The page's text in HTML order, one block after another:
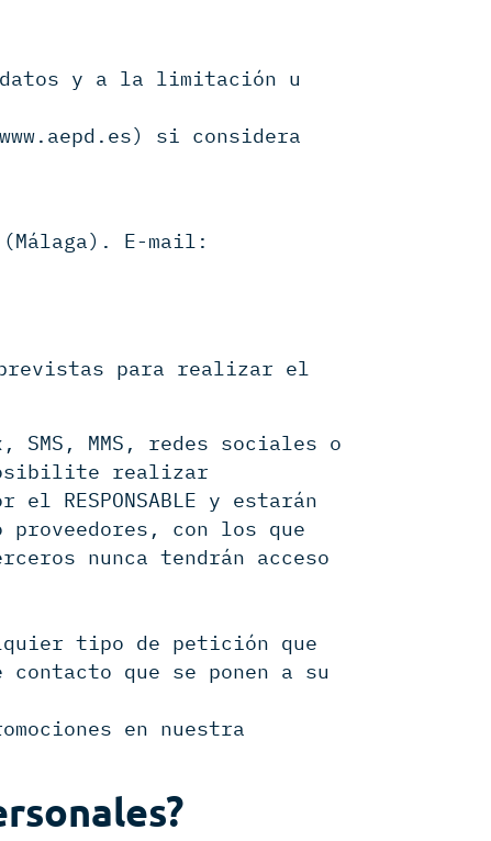
y a la limitación u
si considera
(Málaga). E-mail:
previstas para realizar el
MMS, redes sociales o
realizar
RESPONSABLE y estarán
con los que
nunca tendrán acceso
tipo de petición que
que se ponen a su
en nuestra